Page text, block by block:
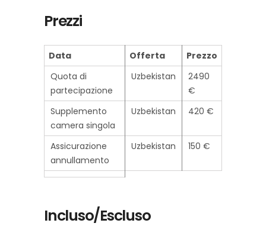
Prezzi
Data Offerta
Prezzo
Quota di
partecipazione
Uzbekistan
2490
€
Supplemento
camera singola
Uzbekistan 420 €
Assicurazione
annullamento
Uzbekistan 150 €
Incluso/Escluso